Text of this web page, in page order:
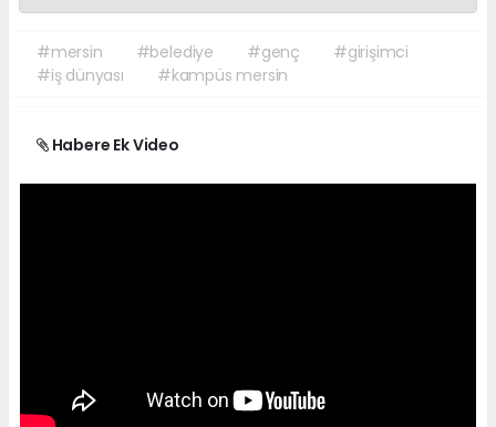
#mersin #belediye #genç
#girişimci
#iş dünyası
#kampüs mersin
Habere Ek Video